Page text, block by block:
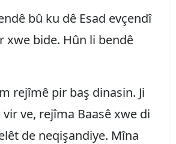
bû ku dê Esad evçendî
xwe bide. Hûn li bendê
rejîmê pir baş dinasin. Ji
vir ve, rejîma Baasê xwe di
de neqişandiye. Mîna